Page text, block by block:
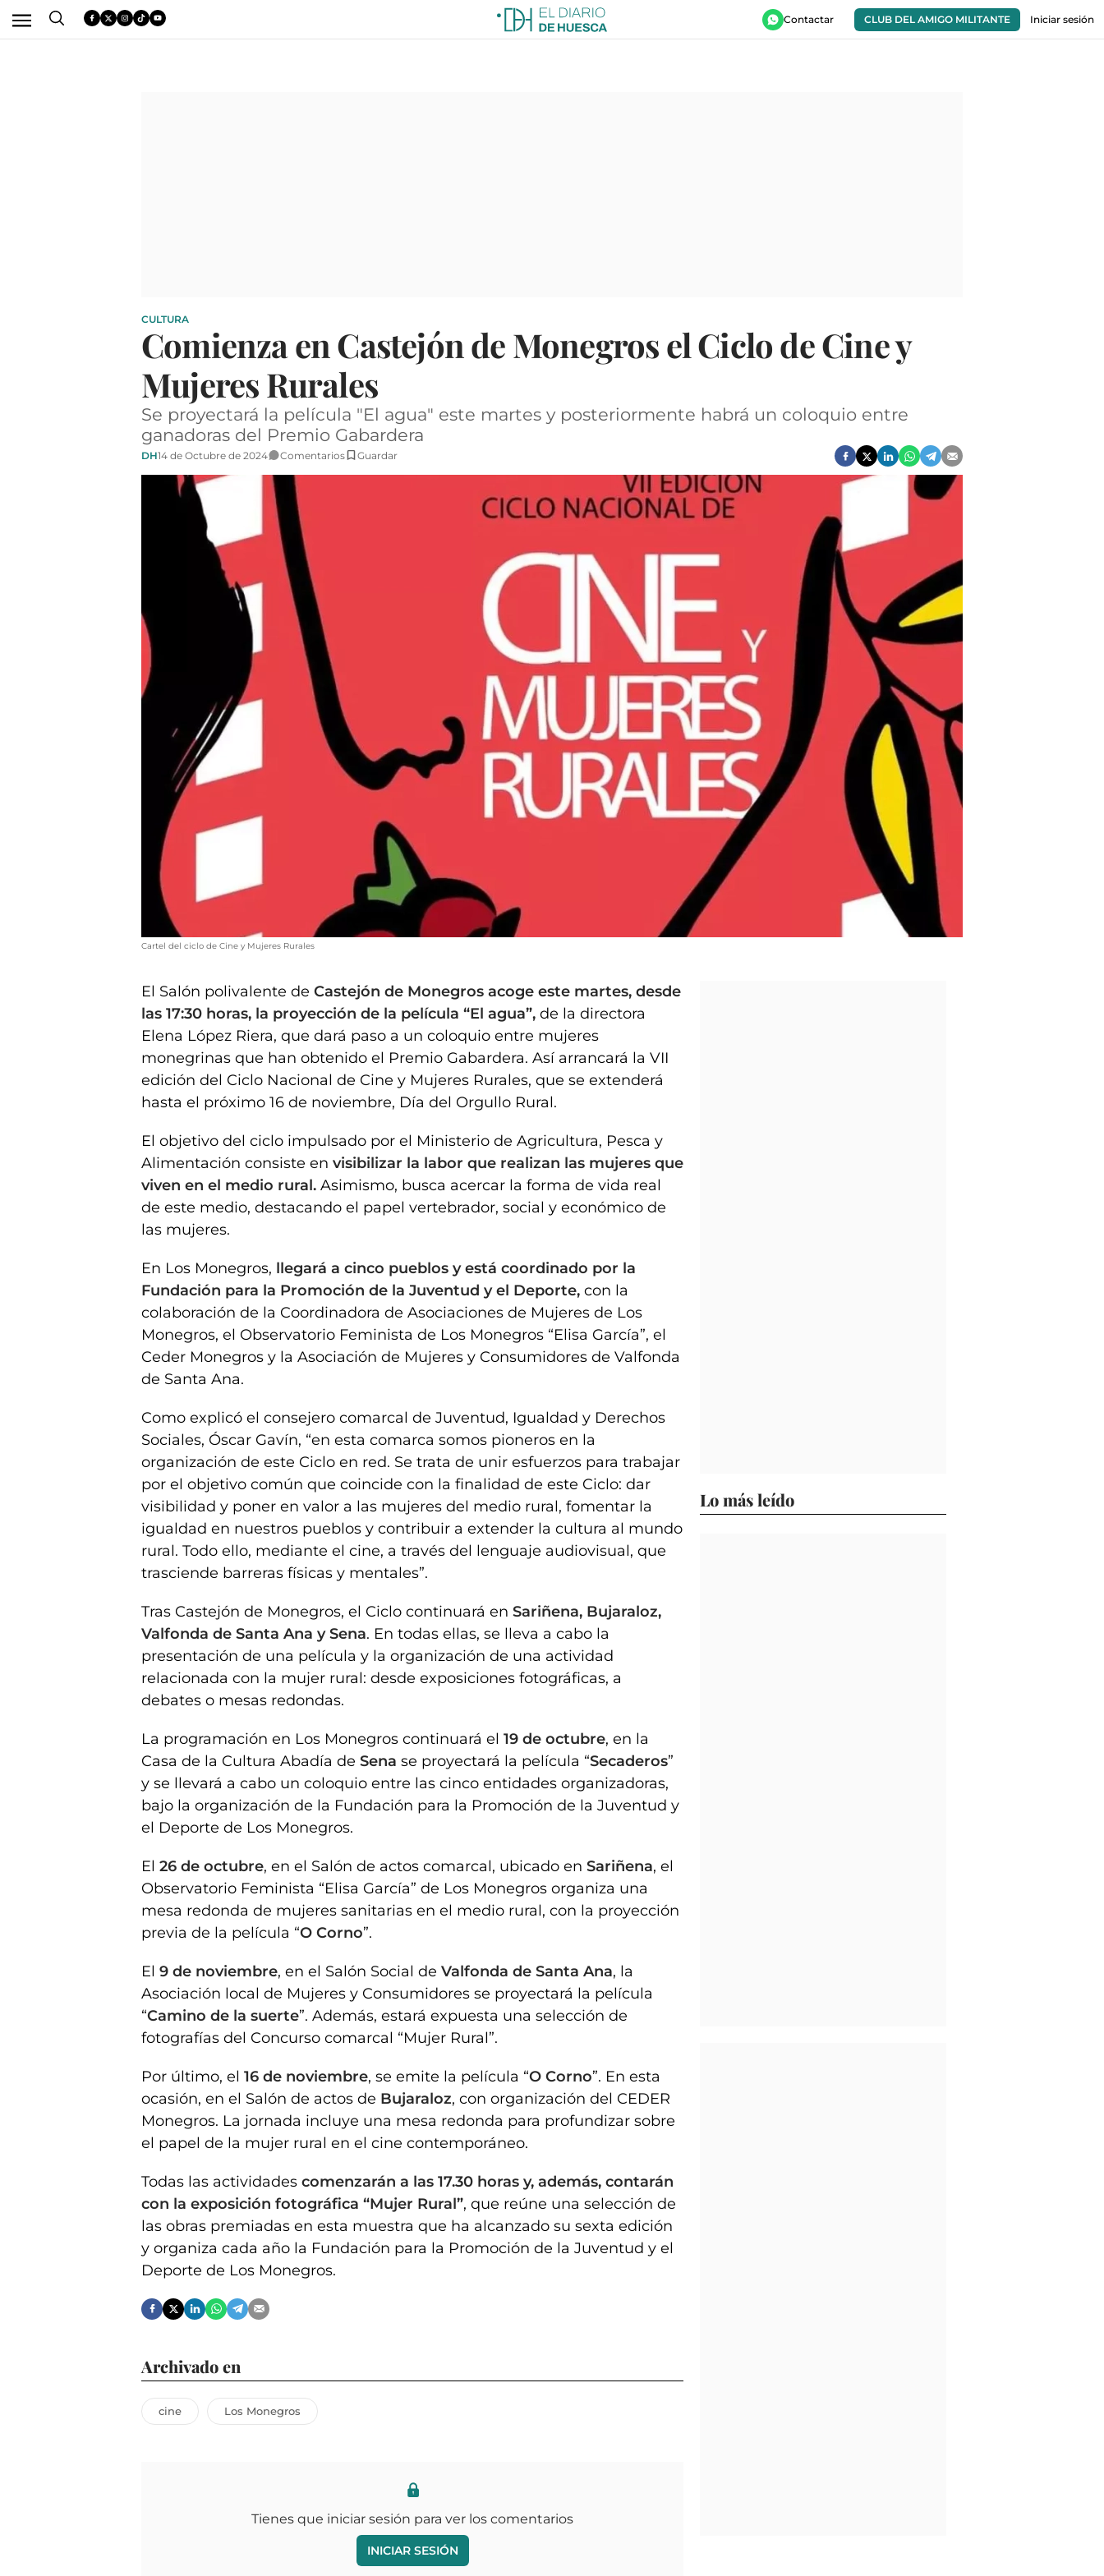
Contactar CLUB DEL AMIGO MILITANTE Iniciar sesión
CULTURA
Comienza en Castejón de Monegros el Ciclo de Cine y
Mujeres Rurales
Se proyectará la película "El agua" este martes y posteriormente habrá un coloquio entre
ganadoras del Premio Gabardera
DH14 de Octubre de 2024 Comentarios Guardar
Cartel del ciclo de Cine y Mujeres Rurales
El Salón polivalente de Castejón de Monegros acoge este martes, desde
las 17:30 horas, la proyección de la película “El agua”, de la directora
Elena López Riera, que dará paso a un coloquio entre mujeres
monegrinas que han obtenido el Premio Gabardera. Así arrancará la VII
edición del Ciclo Nacional de Cine y Mujeres Rurales, que se extenderá
hasta el próximo 16 de noviembre, Día del Orgullo Rural.
El objetivo del ciclo impulsado por el Ministerio de Agricultura, Pesca y
Alimentación consiste en visibilizar la labor que realizan las mujeres que
viven en el medio rural. Asimismo, busca acercar la forma de vida real
de este medio, destacando el papel vertebrador, social y económico de
las mujeres.
En Los Monegros, llegará a cinco pueblos y está coordinado por la
Fundación para la Promoción de la Juventud y el Deporte, con la
colaboración de la Coordinadora de Asociaciones de Mujeres de Los
Monegros, el Observatorio Feminista de Los Monegros “Elisa García”, el
Ceder Monegros y la Asociación de Mujeres y Consumidores de Valfonda
de Santa Ana.
Como explicó el consejero comarcal de Juventud, Igualdad y Derechos
Sociales, Óscar Gavín, “en esta comarca somos pioneros en la
organización de este Ciclo en red. Se trata de unir esfuerzos para trabajar
por el objetivo común que coincide con la finalidad de este Ciclo: dar
visibilidad y poner en valor a las mujeres del medio rural, fomentar la
igualdad en nuestros pueblos y contribuir a extender la cultura al mundo
rural. Todo ello, mediante el cine, a través del lenguaje audiovisual, que
trasciende barreras físicas y mentales”.
Tras Castejón de Monegros, el Ciclo continuará en Sariñena, Bujaraloz,
Valfonda de Santa Ana y Sena. En todas ellas, se lleva a cabo la
presentación de una película y la organización de una actividad
relacionada con la mujer rural: desde exposiciones fotográficas, a
debates o mesas redondas.
La programación en Los Monegros continuará el 19 de octubre, en la
Casa de la Cultura Abadía de Sena se proyectará la película “Secaderos”
y se llevará a cabo un coloquio entre las cinco entidades organizadoras,
bajo la organización de la Fundación para la Promoción de la Juventud y
el Deporte de Los Monegros.
El 26 de octubre, en el Salón de actos comarcal, ubicado en Sariñena, el
Observatorio Feminista “Elisa García” de Los Monegros organiza una
mesa redonda de mujeres sanitarias en el medio rural, con la proyección
previa de la película “O Corno”.
El 9 de noviembre, en el Salón Social de Valfonda de Santa Ana, la
Asociación local de Mujeres y Consumidores se proyectará la película
“Camino de la suerte”. Además, estará expuesta una selección de
fotografías del Concurso comarcal “Mujer Rural”.
Por último, el 16 de noviembre, se emite la película “O Corno”. En esta
ocasión, en el Salón de actos de Bujaraloz, con organización del CEDER
Monegros. La jornada incluye una mesa redonda para profundizar sobre
el papel de la mujer rural en el cine contemporáneo.
Todas las actividades comenzarán a las 17.30 horas y, además, contarán
con la exposición fotográfica “Mujer Rural”, que reúne una selección de
las obras premiadas en esta muestra que ha alcanzado su sexta edición
y organiza cada año la Fundación para la Promoción de la Juventud y el
Deporte de Los Monegros.
Archivado en
cine Los Monegros
Tienes que iniciar sesión para ver los comentarios
INICIAR SESIÓN
Lo más leído